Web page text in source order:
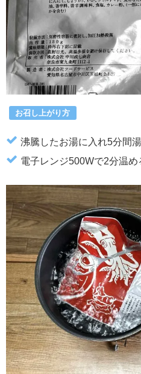
お召し上がり方
沸騰したお湯に入れ5分間
電子レンジ500Wで2分温め